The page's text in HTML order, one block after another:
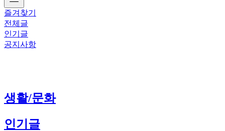
즐겨찾기
전체글
인기글
공지사항
생활/문화
인기글